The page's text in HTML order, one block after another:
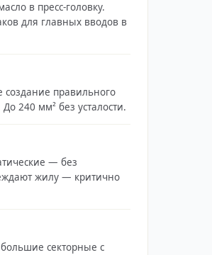
в пресс-головку.
для главных вводов в
создание правильного
240 мм² без усталости.
— без
жилу — критично
секторные с